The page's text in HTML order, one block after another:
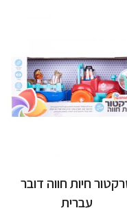
חיות חווה דובר
עברית